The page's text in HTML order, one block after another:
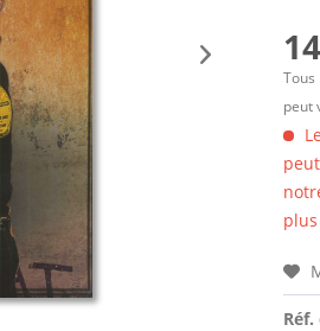
Tous
peut
Réf.